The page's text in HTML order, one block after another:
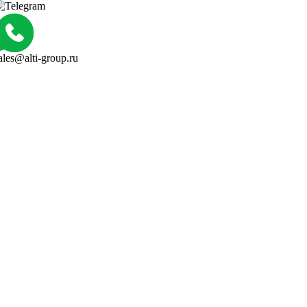
group.ru